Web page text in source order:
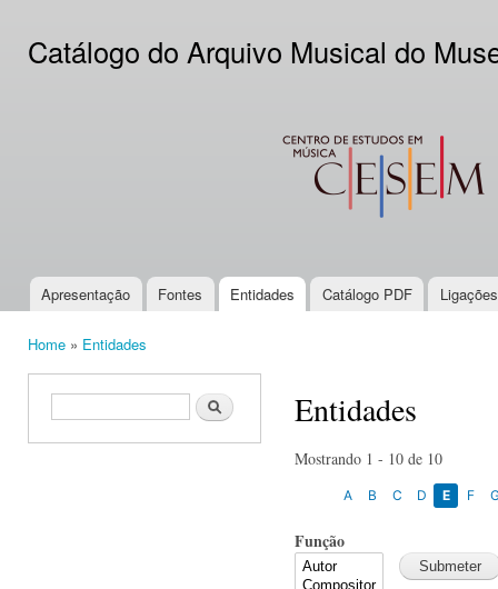
Catálogo do Arquivo Musical do
CESEM
Main menu
Apresentação Fontes Entidades Catálogo PDF
Home » Entidades
Search form Search Entidades
Mostrando 1 - 10 de 10
A B C D E F
Função